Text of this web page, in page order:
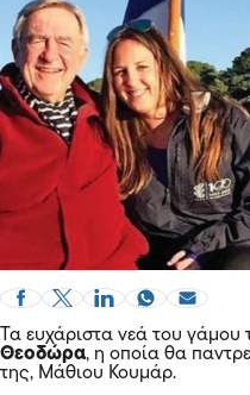
Τα ευχάριστα νεά του
Θεοδώρα, η οποία θα
της, Μάθιου Κουμάρ.